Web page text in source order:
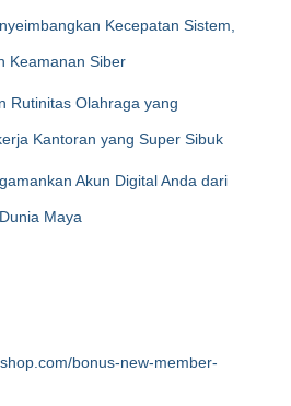
Kecepatan Sistem,
Keamanan Siber
Rutinitas Olahraga yang
Kantoran yang Super Sibuk
Akun Digital Anda dari
Maya
bonus-new-member-